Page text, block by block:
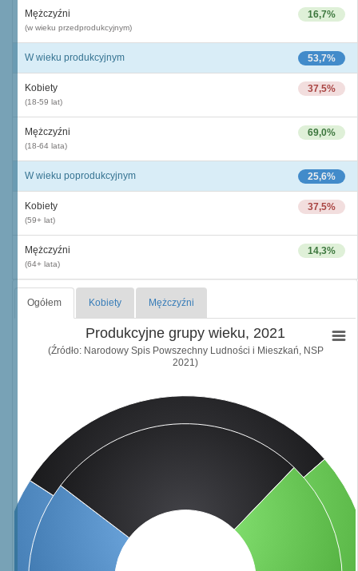
16,7%
Mężczyźni
(w wieku przedprodukcyjnym)
53,7%
W wieku produkcyjnym
37,5%
Kobiety
(18-59 lat)
69,0%
Mężczyźni
(18-64 lata)
25,6%
W wieku poprodukcyjnym
37,5%
Kobiety
(59+ lat)
14,3%
Mężczyźni
(64+ lata)
Ogółem Kobiety Mężczyźni
Produkcyjne grupy wieku, 2021
(Źródło: Narodowy Spis Powszechny Ludności i Mieszkań, NSP
2021)